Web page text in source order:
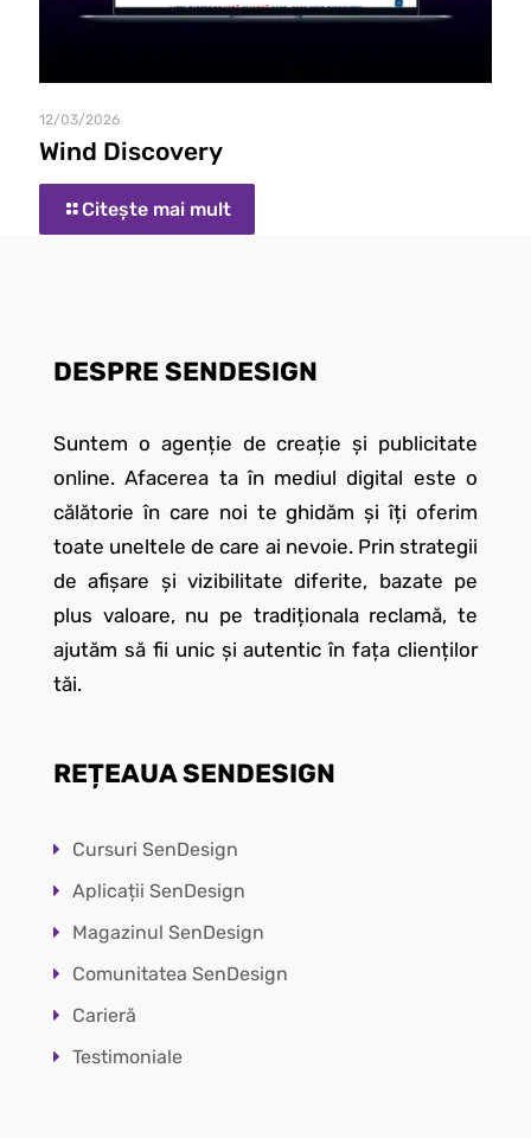
12/03/2026
Wind Discovery
Citește mai mult
DESPRE SENDESIGN
Suntem o agenție de creație și publicitate
online. Afacerea ta în mediul digital este o
călătorie în care noi te ghidăm și îți oferim
toate uneltele de care ai nevoie. Prin strategii
de afișare și vizibilitate diferite, bazate pe
plus valoare, nu pe tradiționala reclamă, te
ajutăm să fii unic și autentic în fața clienților
tăi.
REȚEAUA SENDESIGN
Cursuri SenDesign
Aplicații SenDesign
Magazinul SenDesign
Comunitatea SenDesign
Carieră
Testimoniale